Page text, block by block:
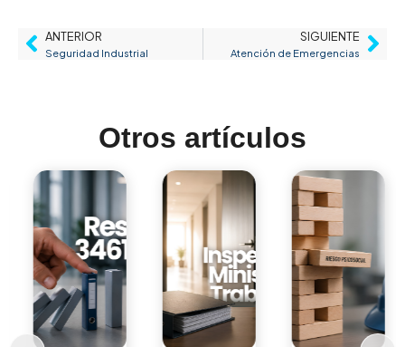
ANTERIOR
Seguridad Industrial
SIGUIENTE
Atención de Emergencias
Otros artículos